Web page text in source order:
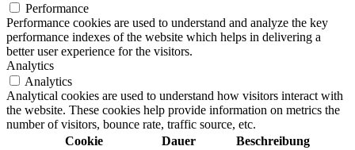
Performance
Performance cookies are used to understand and analyze the key
performance indexes of the website which helps in delivering a
better user experience for the visitors.
Analytics
Analytics
Analytical cookies are used to understand how visitors interact with
the website. These cookies help provide information on metrics the
number of visitors, bounce rate, traffic source, etc.
Cookie
Dauer Beschreibung